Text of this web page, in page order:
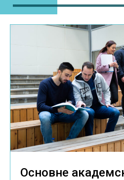
Основне